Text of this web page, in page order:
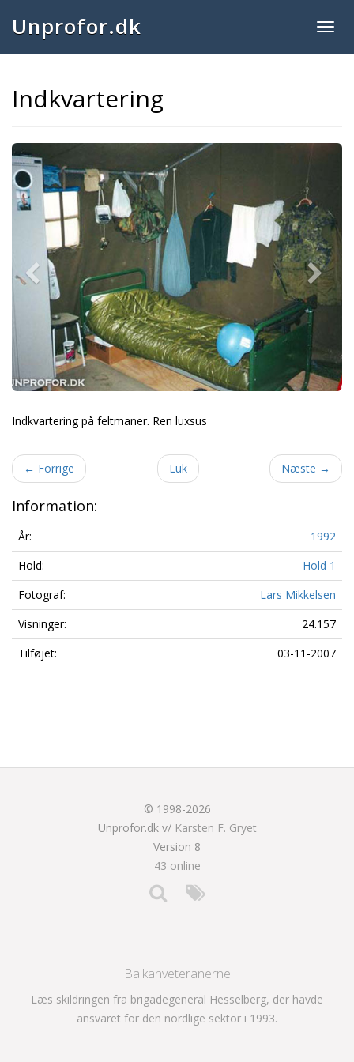
Unprofor.dk
Indkvartering
Previous Next
Indkvartering på feltmaner. Ren luxsus
← Forrige Luk Næste →
Information:
År:
1992
Hold:
Hold 1
Fotograf:
Lars Mikkelsen
Visninger:
24.157
Tilføjet:
03-11-2007
© 1998-2026
Unprofor.dk v/ Karsten F. Gryet
Version 8
43 online
Balkanveteranerne
Læs skildringen fra brigadegeneral Hesselberg, der havde
ansvaret for den nordlige sektor i 1993.